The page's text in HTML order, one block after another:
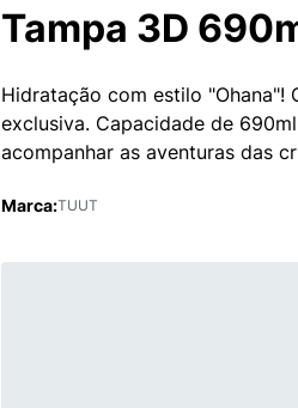
Tampa 3D
Hidratação com estilo "Ohana"!
exclusiva. Capacidade de
acompanhar as aventuras das
Marca:TUUT